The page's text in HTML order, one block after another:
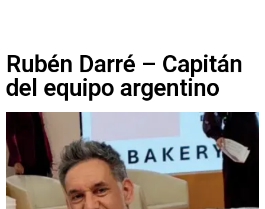
Rubén Darré – Capitán
del equipo argentino